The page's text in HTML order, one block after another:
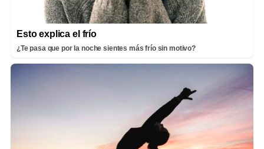
Esto explica el frío
¿Te pasa que por la noche sientes más frío sin motivo?